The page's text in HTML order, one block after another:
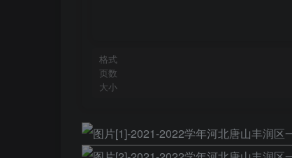
格式
页数
大小